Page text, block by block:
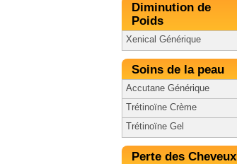
Diminution de
Poids
Xenical Générique
Soins de la peau
Accutane Générique
Trétinoïne Crème
Trétinoïne Gel
Perte des Cheveux